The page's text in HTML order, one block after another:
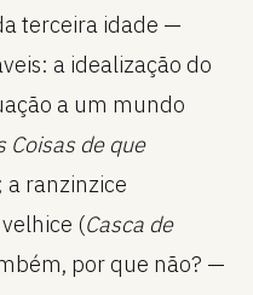
terceira idade —
a idealização do
a um mundo
Coisas de que
a ranzinzice
(Casca de
por que não? —